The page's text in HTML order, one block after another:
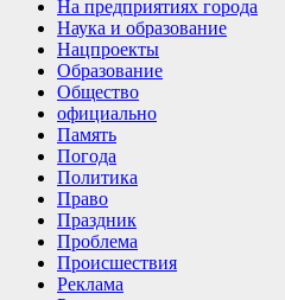
На предприятиях города
Наука и образование
Нацпроекты
Образование
Общество
официально
Память
Погода
Политика
Право
Праздник
Проблема
Происшествия
Реклама